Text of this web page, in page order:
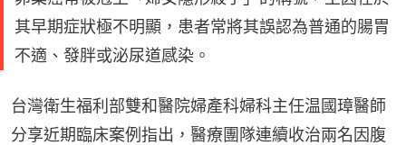
其早期症狀極不明顯，患者常將其誤認為普通的腸胃
不適、發胖或泌尿道感染。
台灣衛生福利部雙和醫院婦產科婦科主任温國璋醫師
分享近期臨床案例指出，醫療團隊連續收治兩名因腹